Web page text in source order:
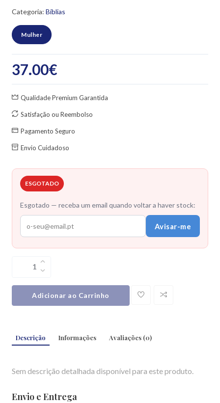
Categoria: Bíblias
Mulher
37.00€
Qualidade Premium Garantida
Satisfação ou Reembolso
Pagamento Seguro
Envio Cuidadoso
ESGOTADO
Esgotado — receba um email quando voltar a haver stock:
Avisar-me
Adicionar ao Carrinho
Descrição Informações Avaliações (0)
Sem descrição detalhada disponível para este produto.
Envio e Entrega